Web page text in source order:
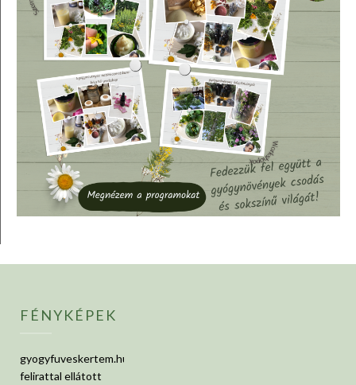
FÉNYKÉPEK
gyogyfuveskertem.hu
felirattal ellátott